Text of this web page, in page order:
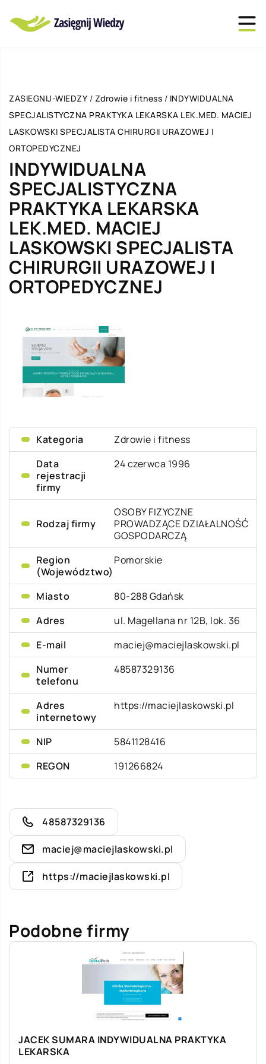
ZASIEGNIJ-WIEDZY / Zdrowie i fitness / INDYWIDUALNA
SPECJALISTYCZNA PRAKTYKA LEKARSKA LEK.MED. MACIEJ
LASKOWSKI SPECJALISTA CHIRURGII URAZOWEJ I
ORTOPEDYCZNEJ
INDYWIDUALNA
SPECJALISTYCZNA
PRAKTYKA LEKARSKA
LEK.MED. MACIEJ
LASKOWSKI SPECJALISTA
CHIRURGII URAZOWEJ I
ORTOPEDYCZNEJ
Kategoria
Zdrowie i fitness
Data
rejestracji
firmy
24 czerwca 1996
Rodzaj firmy
OSOBY FIZYCZNE
PROWADZĄCE DZIAŁALNOŚĆ
GOSPODARCZĄ
Region
(Województwo)
Pomorskie
Miasto
80-288 Gdańsk
Adres
ul. Magellana nr 12B, lok. 36
E-mail
maciej@maciejlaskowski.pl
Numer
telefonu
48587329136
Adres
internetowy
https://maciejlaskowski.pl
NIP
5841128416
REGON
191266824
48587329136
maciej@maciejlaskowski.pl
https://maciejlaskowski.pl
Podobne firmy
JACEK SUMARA INDYWIDUALNA PRAKTYKA
LEKARSKA